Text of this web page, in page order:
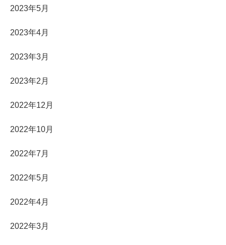
2023年5月
2023年4月
2023年3月
2023年2月
2022年12月
2022年10月
2022年7月
2022年5月
2022年4月
2022年3月